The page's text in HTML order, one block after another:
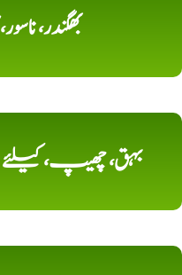
بھگندر،
بہق، چھیپ،